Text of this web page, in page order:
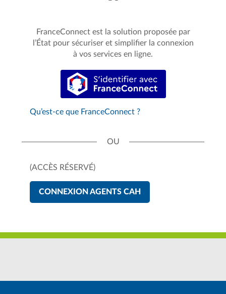
FranceConnect est la solution proposée par
l’État pour sécuriser et simplifier la connexion
à vos services en ligne.
S’identifier avec FranceConnect
Qu’est-ce que FranceConnect ?
(ACCÈS RÉSERVÉ)
CONNEXION AGENTS CAH